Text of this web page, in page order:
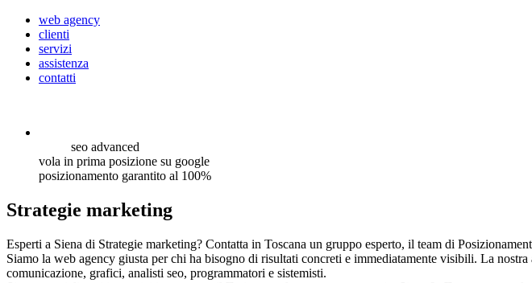
web agency
clienti
servizi
assistenza
contatti
seo advanced
vola in prima posizione su google
posizionamento garantito al 100%
Strategie marketing
Esperti a Siena di Strategie marketing? Contatta in Toscana un gruppo esperto, il team di
Siamo la web agency giusta per chi ha bisogno di risultati concreti e immediatamente visibili. La
comunicazione, grafici, analisti seo, programmatori e sistemisti.